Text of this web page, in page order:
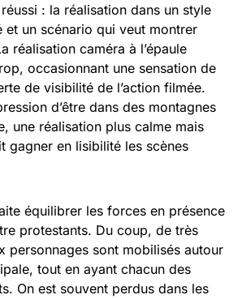
: la réalisation dans un style
et un scénario qui veut montrer
réalisation caméra à l’épaule
occasionnant une sensation de
de visibilité de l’action filmée.
d’être dans des montagnes
une réalisation plus calme mais
gagner en lisibilité les scènes
équilibrer les forces en présence
protestants. Du coup, de très
personnages sont mobilisés autour
tout en ayant chacun des
On est souvent perdus dans les